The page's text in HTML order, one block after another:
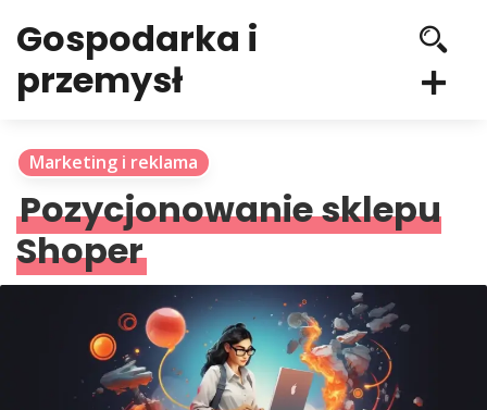
Gospodarka i
przemysł
Marketing i reklama
Pozycjonowanie sklepu
Shoper